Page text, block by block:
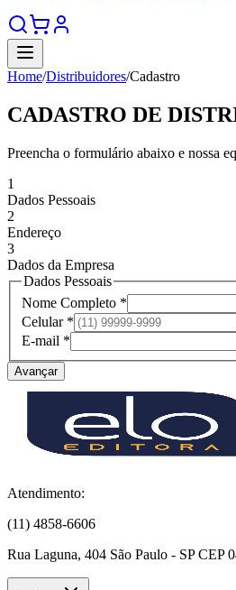
Home/Distribuidores/Cadastro
CADASTRO DE
Preencha o formulário abaixo e nossa
1
Dados Pessoais
2
Endereço
3
Dados da Empresa
Dados Pessoais
Nome Completo *
Celular *
E-mail *
Avançar
Atendimento:
(11) 4858-6606
Rua Laguna, 404 São Paulo - SP CEP